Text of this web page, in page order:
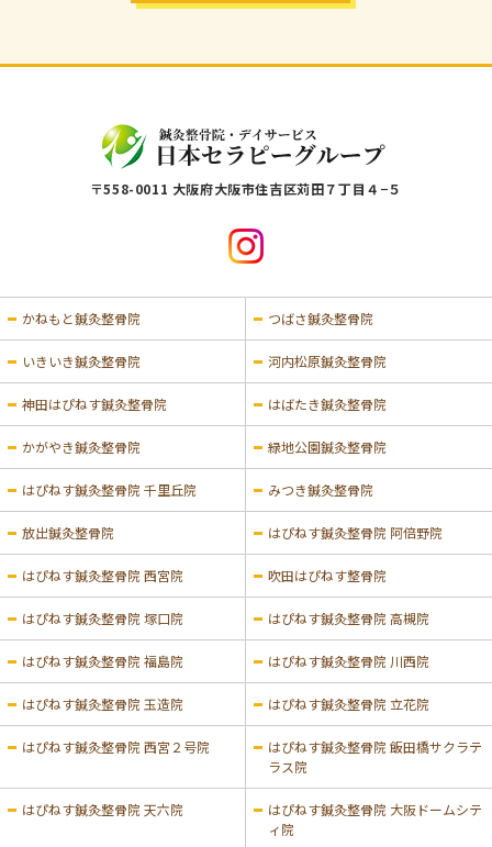
〒558-0011 大阪府大阪市住吉区苅田７丁目４−５
かねもと鍼灸整骨院 つばさ鍼灸整骨院
いきいき鍼灸整骨院 河内松原鍼灸整骨院
神田はぴねす鍼灸整骨院 はばたき鍼灸整骨院
かがやき鍼灸整骨院 緑地公園鍼灸整骨院
はぴねす鍼灸整骨院 千里丘院 みつき鍼灸整骨院
放出鍼灸整骨院 はぴねす鍼灸整骨院 阿倍野院
はぴねす鍼灸整骨院 西宮院 吹田はぴねす整骨院
はぴねす鍼灸整骨院 塚口院 はぴねす鍼灸整骨院 高槻院
はぴねす鍼灸整骨院 福島院 はぴねす鍼灸整骨院 川西院
はぴねす鍼灸整骨院 玉造院 はぴねす鍼灸整骨院 立花院
はぴねす鍼灸整骨院 西宮２号院
はぴねす鍼灸整骨院 飯田橋サクラテ
ラス院
はぴねす鍼灸整骨院 天六院
はぴねす鍼灸整骨院 大阪ドームシテ
ィ院